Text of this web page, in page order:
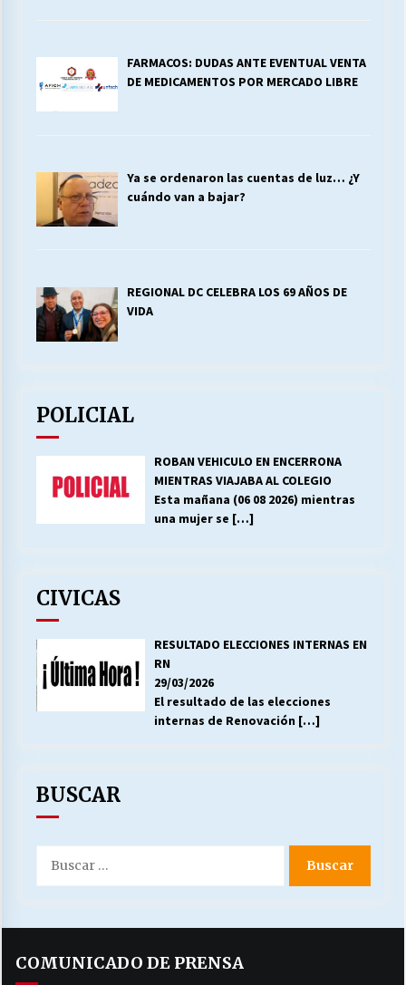
FARMACOS: DUDAS ANTE EVENTUAL VENTA
DE MEDICAMENTOS POR MERCADO LIBRE
Ya se ordenaron las cuentas de luz… ¿Y
cuándo van a bajar?
REGIONAL DC CELEBRA LOS 69 AÑOS DE
VIDA
POLICIAL
ROBAN VEHICULO EN ENCERRONA
MIENTRAS VIAJABA AL COLEGIO
Esta mañana (06 08 2026) mientras
una mujer se […]
CIVICAS
RESULTADO ELECCIONES INTERNAS EN
RN
29/03/2026
El resultado de las elecciones
internas de Renovación […]
BUSCAR
por:
COMUNICADO DE PRENSA